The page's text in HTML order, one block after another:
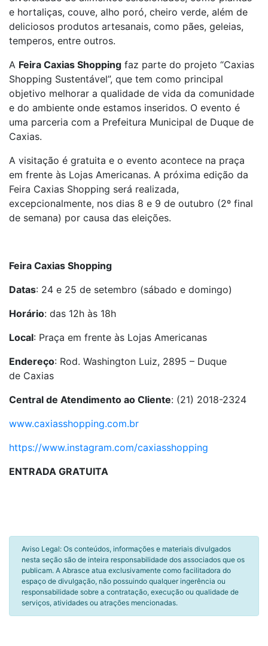
e hortaliças, couve, alho poró, cheiro verde, além de
deliciosos produtos artesanais, como pães, geleias,
temperos, entre outros.
A Feira Caxias Shopping faz parte do projeto “Caxias
Shopping Sustentável”, que tem como principal
objetivo melhorar a qualidade de vida da comunidade
e do ambiente onde estamos inseridos. O evento é
uma parceria com a Prefeitura Municipal de Duque de
Caxias.
A visitação é gratuita e o evento acontece na praça
em frente às Lojas Americanas. A próxima edição da
Feira Caxias Shopping será realizada,
excepcionalmente, nos dias 8 e 9 de outubro (2º final
de semana) por causa das eleições.
Feira Caxias Shopping
Datas: 24 e 25 de setembro (sábado e domingo)
Horário: das 12h às 18h
Local: Praça em frente às Lojas Americanas
Endereço: Rod. Washington Luiz, 2895 – Duque
de Caxias
Central de Atendimento ao Cliente: (21) 2018-2324
www.caxiasshopping.com.br
https://www.instagram.com/caxiasshopping
ENTRADA GRATUITA
Aviso Legal: Os conteúdos, informações e materiais divulgados
nesta seção são de inteira responsabilidade dos associados que os
publicam. A Abrasce atua exclusivamente como facilitadora do
espaço de divulgação, não possuindo qualquer ingerência ou
responsabilidade sobre a contratação, execução ou qualidade de
serviços, atividades ou atrações mencionadas.